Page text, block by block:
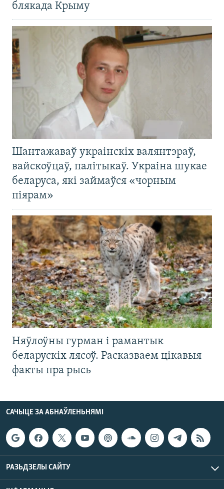
блякада Крыму
Шантажаваў украінскіх валянтэраў,
вайскоўцаў, палітыкаў. Украіна шукае
беларуса, які займаўся «чорным
піярам»
Няўлоўны гурман і рамантык
беларускіх лясоў. Расказваем цікавыя
факты пра рысь
САЧЫЦЕ ЗА АБНАЎЛЕНЬНЯМІ
РАЗЬДЗЕЛЫ САЙТУ